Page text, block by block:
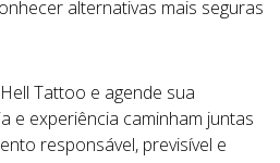
alternativas mais seguras
Tattoo e agende sua
e experiência caminham juntas
responsável, previsível e